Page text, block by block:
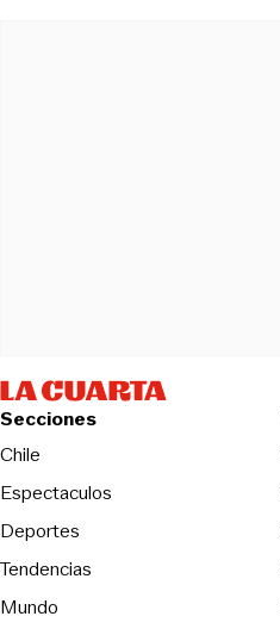
Secciones
Chile
Espectaculos
Deportes
Tendencias
Mundo